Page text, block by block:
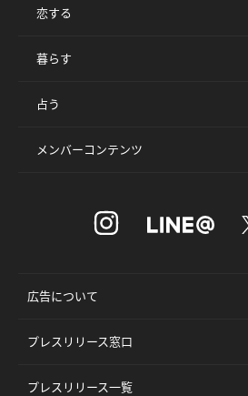
恋する
暮らす
占う
メンバーコンテンツ
広告について
プレスリリース窓口
プレスリリース一覧